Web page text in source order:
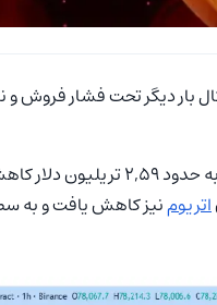
بار دیگر تحت فشار فروش و
بازار ارز دیجیتال در ۲۴ ساعت گذشته حدود ۳ درصد افت کرد و
اتریومنیز کاهش یافت و به